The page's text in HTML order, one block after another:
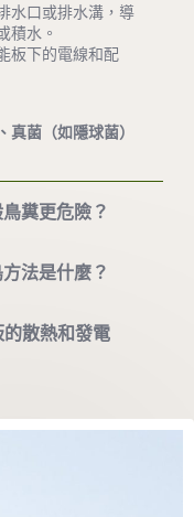
水口或排水溝，導
積水。
板下的電線和配
真菌（如隱球菌）
糞更危險？
法是什麼？
的散熱和發電